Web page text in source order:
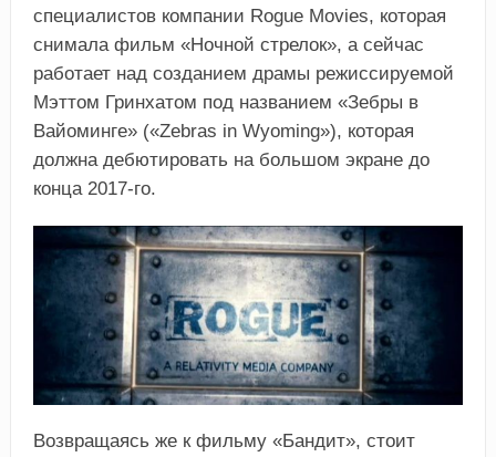
специалистов компании Rogue Movies, которая
снимала фильм «Ночной стрелок», а сейчас
работает над созданием драмы режиссируемой
Мэттом Гринхатом под названием «Зебры в
Вайоминге» («Zebras in Wyoming»), которая
должна дебютировать на большом экране до
конца 2017-го.
Возвращаясь же к фильму «Бандит», стоит